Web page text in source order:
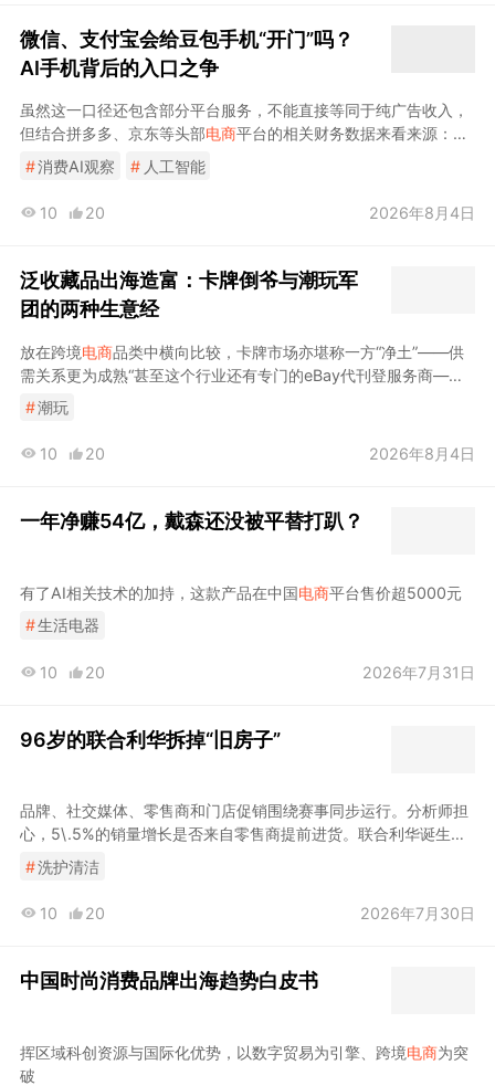
微信、支付宝会给豆包手机“开门”吗？
AI手机背后的入口之争
虽然这一口径还包含部分平台服务，不能直接等同于纯广告收入，
但结合拼多多、京东等头部电商平台的相关财务数据来看来源：阿
里巴巴中国电商
集团2025年财报这些平台的推荐算法持续影响用
户从看到商品到最终下单的决策过程；在办公与创作领域，拥有飞
书、剪映等工具；在消费场景中，抖音
和抖音生活服务也已经
无法完全替代淘
#消费AI观察 # 人工智能
10 20 2026年8月4日
泛收藏品出海造富：卡牌倒爷与潮玩军
团的两种生意经
放在跨境电商品类中横向比较，卡牌市场亦堪称一方“净土”——供
需关系更为成熟“甚至这个行业还有专门的eBay代刊登服务商——
因为不少卖家连纯净IP、海外店铺资质、回款渠道都办不下来，这
在传统跨境
槽。“其实我们作为大渠道商，也有不少二手/库存尾货流入二级市
#潮玩
10 20 2026年8月4日
一年净赚54亿，戴森还没被平替打趴？
有了AI相关技术的加持，这款产品在中国电商平台售价超5000元
#生活电器
10 20 2026年7月31日
96岁的联合利华拆掉“旧房子”
品牌、社交媒体、零售商和门店促销围绕赛事同步运行。分析师担
心，5\.5%的销量增长是否来自零售商提前进货。联合利华诞生于
1930年，由英国肥皂制造商LeverBrothersGrüns成立时间不长，
把绿色营养补充剂做成软糖，主要通过
高端创新、数字化和
#洗护清洁
10 20 2026年7月30日
中国时尚消费品牌出海趋势白皮书
挥区域科创资源与国际化优势，以数字贸易为引擎、跨境电商为突
破